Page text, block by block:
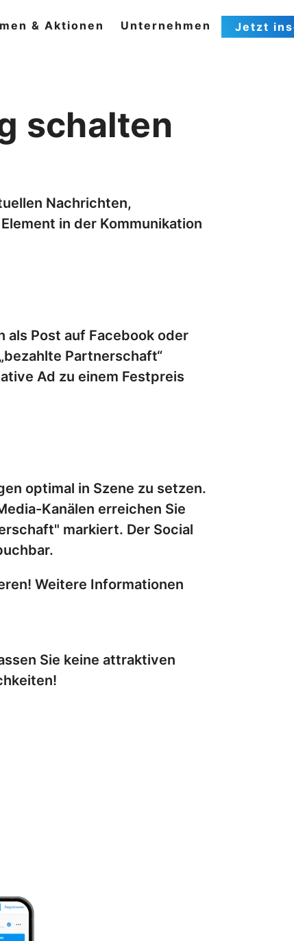
& Aktionen Unternehmen Jetzt
schalten
Nachrichten,
in der Kommunikation
Post auf Facebook oder
Partnerschaft“
Ad zu einem Festpreis
optimal in Szene zu setzen.
Kanälen erreichen Sie
markiert. Der Social
Weitere Informationen
Sie keine attraktiven